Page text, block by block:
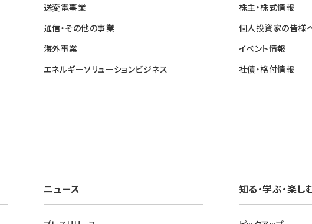
送変電事業
通信・その他の事業
海外事業
エネルギーソリューションビジネス
株主・株式情報
個人投資家の皆様
イベント情報
社債・格付情報
ニュース 知る・学ぶ・楽し